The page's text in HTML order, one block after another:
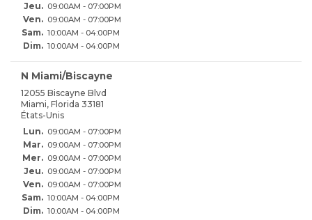
Jeu. 09:00AM - 07:00PM
Ven. 09:00AM - 07:00PM
Sam. 10:00AM - 04:00PM
Dim. 10:00AM - 04:00PM
N Miami/Biscayne
12055 Biscayne Blvd
Miami, Florida 33181
États-Unis
Lun. 09:00AM - 07:00PM
Mar. 09:00AM - 07:00PM
Mer. 09:00AM - 07:00PM
Jeu. 09:00AM - 07:00PM
Ven. 09:00AM - 07:00PM
Sam. 10:00AM - 04:00PM
Dim. 10:00AM - 04:00PM